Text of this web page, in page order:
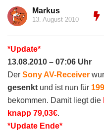
Markus
13. August 2010
*Update*
13.08.2010 – 07:06 Uhr
Der Sony AV-Receiver
gesenkt und ist nun für
bekommen. Damit liegt die
knapp 79,03€.
*Update Ende*